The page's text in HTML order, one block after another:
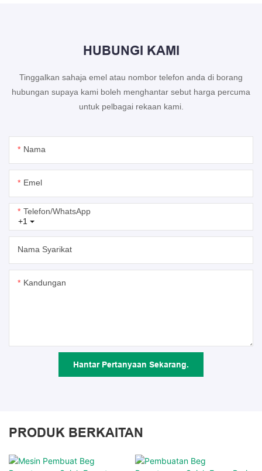
HUBUNGI KAMI
Tinggalkan sahaja emel atau nombor telefon anda di borang
hubungan supaya kami boleh menghantar sebut harga percuma
untuk pelbagai rekaan kami.
Nama
Emel
+1
Telefon/whatsApp
Nama Syarikat
Kandungan
Hantar Pertanyaan Sekarang.
PRODUK BERKAITAN